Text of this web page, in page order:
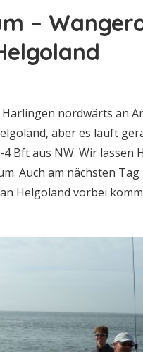
–
nordwärts an
aber es läuft
Bft aus NW. Wir lassen
Auch am nächsten
Helgoland vorbei